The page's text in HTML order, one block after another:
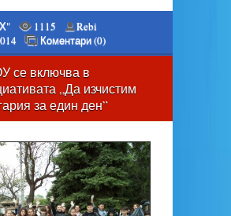
1115
Rebi
Коментари (0)
се включва в
„Да изчистим
за един ден”